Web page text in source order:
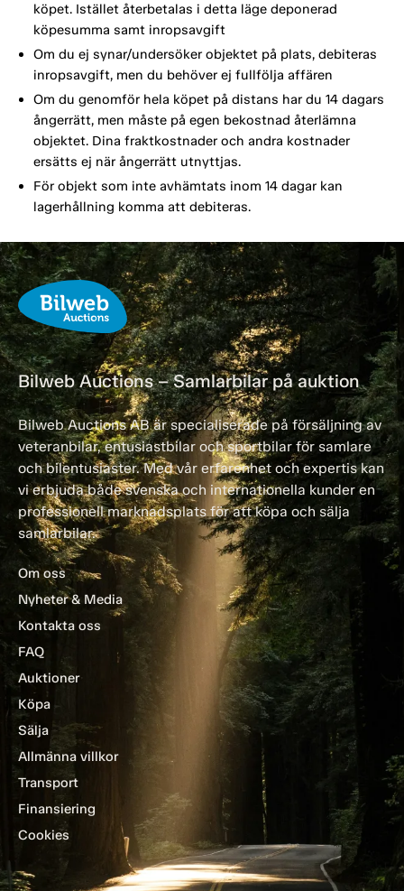
köpet. Istället återbetalas i detta läge deponerad
köpesumma samt inropsavgift
Om du ej synar/undersöker objektet på plats, debiteras
inropsavgift, men du behöver ej fullfölja affären
Om du genomför hela köpet på distans har du 14 dagars
ångerrätt, men måste på egen bekostnad återlämna
objektet. Dina fraktkostnader och andra kostnader
ersätts ej när ångerrätt utnyttjas.
För objekt som inte avhämtats inom 14 dagar kan
lagerhållning komma att debiteras.
Bilweb Auctions – Samlarbilar på auktion
Bilweb Auctions AB är specialiserade på försäljning av
veteranbilar, entusiastbilar och sportbilar för samlare
och bilentusiaster. Med vår erfarenhet och expertis kan
vi erbjuda både svenska och internationella kunder en
professionell marknadsplats för att köpa och sälja
samlarbilar.
Om oss
Nyheter & Media
Kontakta oss
FAQ
Auktioner
Köpa
Sälja
Allmänna villkor
Transport
Finansiering
Cookies